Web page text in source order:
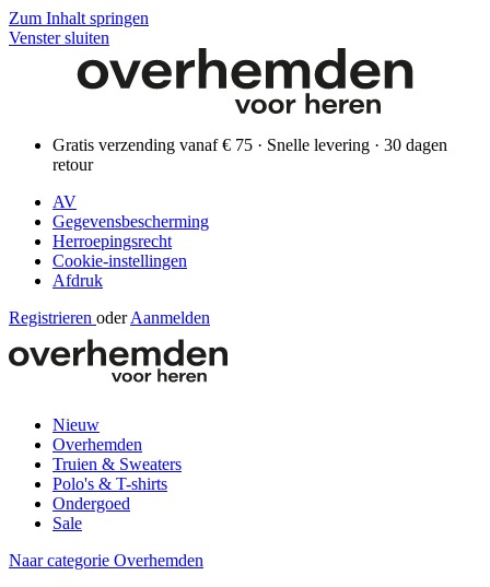
Zum Inhalt springen
Venster sluiten
Gratis verzending vanaf € 75 · Snelle levering · 30 dagen
retour
AV
Gegevensbescherming
Herroepingsrecht
Cookie-instellingen
Afdruk
Registrieren oder Aanmelden
Nieuw
Overhemden
Truien & Sweaters
Polo's & T-shirts
Ondergoed
Sale
Naar categorie Overhemden